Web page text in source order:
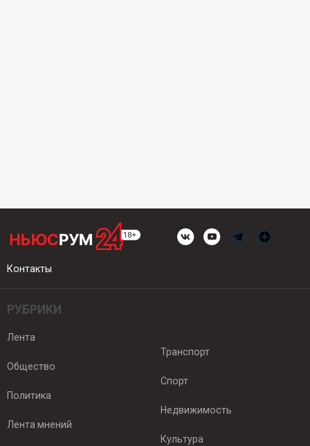
Контакты
РУБРИКИ
Лента
Общество
Политика
Лента мнений
Транспорт
Спорт
Недвижимость
Культура